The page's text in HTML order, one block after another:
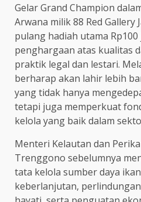
Gelar Grand Champion
Arwana milik 88 Red Gallery
pulang hadiah utama
penghargaan atas kualitas
praktik legal dan lestari.
berharap akan lahir lebih
yang tidak hanya
tetapi juga memperkuat
kelola yang baik dalam
Menteri Kelautan dan
Trenggono sebelumnya
tata kelola sumber daya
keberlanjutan,